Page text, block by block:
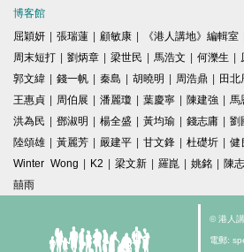
博客館
屈穎妍 | 張瑞蓮 | 顧敏康 | 《港人講地》編輯室
周末短打 | 劉炳章 | 梁世民 | 馬浩文 | 何濼生 |
郭文緯 | 錢一帆 | 秦島 | 胡曉明 | 周浩鼎 | 田北
王惠貞 | 周伯展 | 潘麗瓊 | 葉慶寧 | 陳建強 | 馬
洪為民 | 鄧淑明 | 楊全盛 | 黃均瑜 | 錢志庸 | 劉
陸頌雄 | 黃麗芳 | 嚴建平 | 甘文鋒 | 杜礎圻 | 健
Winter Wong | K2 | 梁文新 | 羅崑 | 姚銘 | 陳
囍雨
© 港人
電郵: